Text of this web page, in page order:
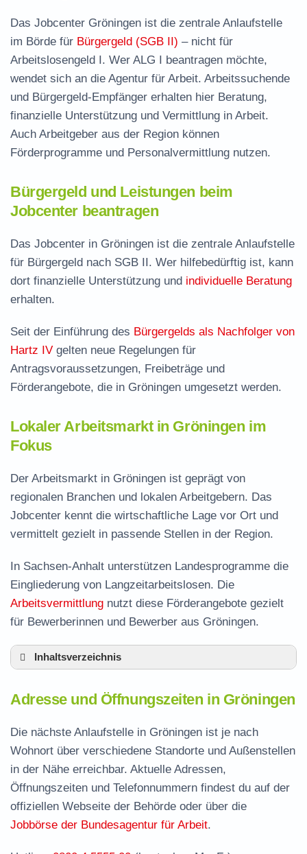
Das Jobcenter Gröningen ist die zentrale Anlaufstelle
im Börde für Bürgergeld (SGB II) – nicht für
Arbeitslosengeld I. Wer ALG I beantragen möchte,
wendet sich an die Agentur für Arbeit. Arbeitssuchende
und Bürgergeld-Empfänger erhalten hier Beratung,
finanzielle Unterstützung und Vermittlung in Arbeit.
Auch Arbeitgeber aus der Region können
Förderprogramme und Personalvermittlung nutzen.
Bürgergeld und Leistungen beim
Jobcenter beantragen
Das Jobcenter in Gröningen ist die zentrale Anlaufstelle
für Bürgergeld nach SGB II. Wer hilfebedürftig ist, kann
dort finanzielle Unterstützung und individuelle Beratung
erhalten.
Seit der Einführung des Bürgergelds als Nachfolger von
Hartz IV gelten neue Regelungen für
Antragsvoraussetzungen, Freibeträge und
Förderangebote, die in Gröningen umgesetzt werden.
Lokaler Arbeitsmarkt in Gröningen im
Fokus
Der Arbeitsmarkt in Gröningen ist geprägt von
regionalen Branchen und lokalen Arbeitgebern. Das
Jobcenter kennt die wirtschaftliche Lage vor Ort und
vermittelt gezielt in passende Stellen in der Region.
In Sachsen-Anhalt unterstützen Landesprogramme die
Eingliederung von Langzeitarbeitslosen. Die
Arbeitsvermittlung nutzt diese Förderangebote gezielt
für Bewerberinnen und Bewerber aus Gröningen.
Inhaltsverzeichnis
Leistungen der Arbeitsvermittlung in
Gröningen
Termin vereinbaren und Bürgergeld beantragen
Jobcenter Börde – zuständige Stelle
Stellenangebote und Jobbörse in Gröningen
Häufige Fragen rund ums Jobcenter
Adresse und Öffnungszeiten in Gröningen
Die nächste Anlaufstelle in Gröningen ist je nach
Wohnort über verschiedene Standorte und Außenstellen
in der Nähe erreichbar. Aktuelle Adressen,
Öffnungszeiten und Telefonnummern findest du auf der
offiziellen Webseite der Behörde oder über die
Jobbörse der Bundesagentur für Arbeit.